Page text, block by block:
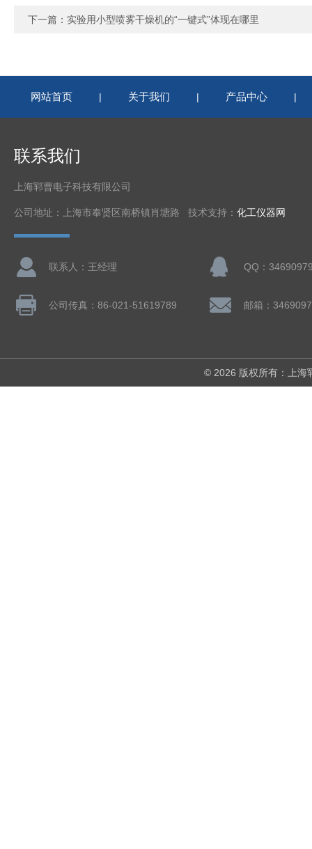
下一篇： 实验用小型喷雾干燥机的“一键式”体现在哪里
网站首页 | 关于我们 | 产品中心 |
联系我们
上海郓曹电子科技有限公司
公司地址：上海市奉贤区南桥镇肖塘路 技术支持： 化工仪器网
联系人：王经理 QQ：
公司传真：86-021-51619789 邮箱：
© 2026 版权所有：上